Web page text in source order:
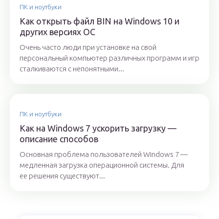
ПК и ноутбуки
Как открыть файл BIN на Windows 10 и
других версиях ОС
Очень часто люди при установке на свой
персональный компьютер различных программ и игр
сталкиваются с непонятными...
ПК и ноутбуки
Как на Windows 7 ускорить загрузку —
описание способов
Основная проблема пользователей Windows 7 —
медленная загрузка операционной системы. Для
ее решения существуют...